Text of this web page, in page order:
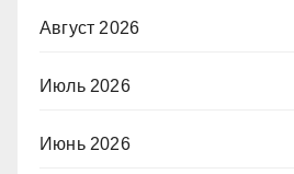
Август 2026
Июль 2026
Июнь 2026